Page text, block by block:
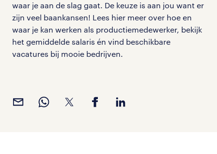
waar je aan de slag gaat. De keuze is aan jou want er
zijn veel baankansen! Lees hier meer over hoe en
waar je kan werken als productiemedewerker, bekijk
het gemiddelde salaris én vind beschikbare
vacatures bij mooie bedrijven.